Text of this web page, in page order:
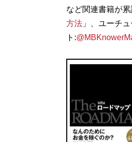
など関連書籍が
方法」、ユーチュ
ト: